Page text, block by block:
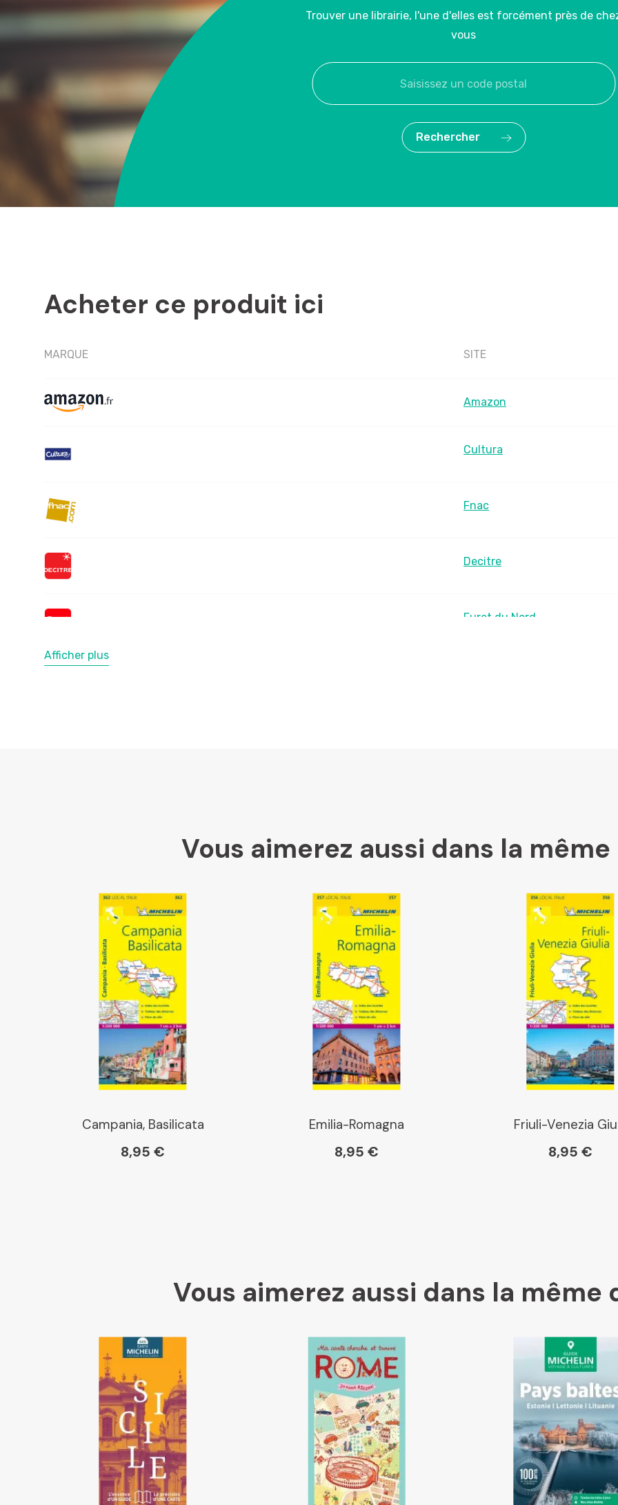
Trouver une librairie, l'une d'elles est forcément près de
vous
Rechercher
Acheter ce produit ici
MARQUE SITE
Amazon
Cultura
Fnac
Decitre
Furet du Nord
Mollat
Libraires Ensemble
Librairie La Procure
Paris Librairies
Place des libraires
Boutique L'Aventure Michelin
Afficher plus
Vous aimerez aussi dans la
Campania, Basilicata
8,95 €
Emilia-Romagna
8,95 €
Friuli-Venezia
8,95 €
Vous aimerez aussi dans la